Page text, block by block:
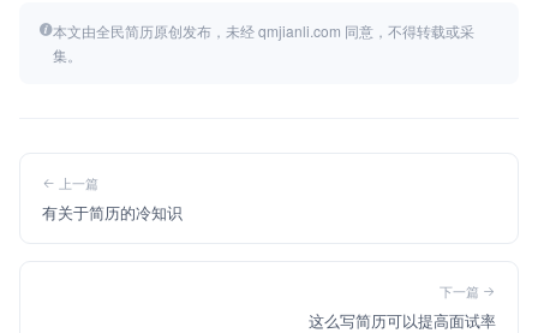
本文由全民简历原创发布，未经 qmjianli.com 同意，不得转载或采
集。
上一篇
有关于简历的冷知识
下一篇
这么写简历可以提高面试率